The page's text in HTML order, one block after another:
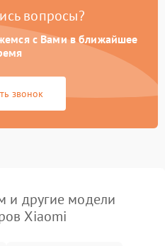
вопросы?
с Вами в ближайшее
звонок
и другие модели
Xiaomi